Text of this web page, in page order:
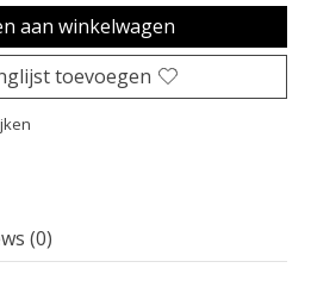
aan winkelwagen
toevoegen
(0)